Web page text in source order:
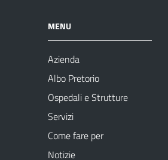
MENU
Azienda
Albo Pretorio
Ospedali e Strutture
Servizi
Come fare per
Notizie